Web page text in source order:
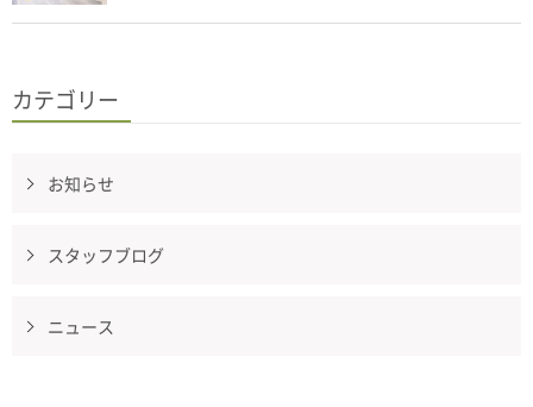
カテゴリー
お知らせ
スタッフブログ
ニュース